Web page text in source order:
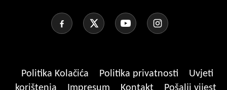
Politika Kolačića Politika privatnosti
Uvjeti